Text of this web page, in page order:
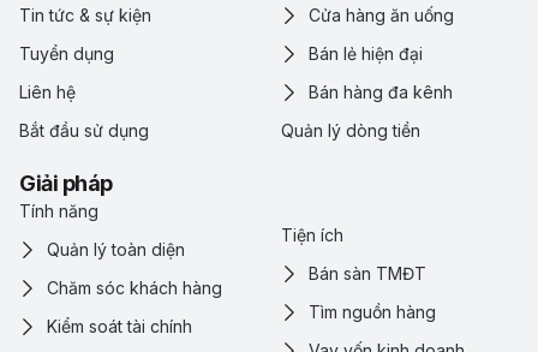
Tin tức & sự kiện
Tuyển dụng
Liên hệ
Bắt đầu sử dụng
Cửa hàng ăn uống
Bán lẻ hiện đại
Bán hàng đa kênh
Quản lý dòng tiền
Giải pháp
Tính năng
Quản lý toàn diện
Chăm sóc khách hàng
Kiểm soát tài chính
Tiện ích
Bán sàn TMĐT
Tìm nguồn hàng